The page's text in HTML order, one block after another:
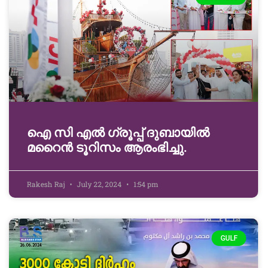
ഐ സി എൽ ഗ്രൂപ്പ് ദുബായിൽ
മറൈൻ ടൂറിസം ആരംഭിച്ചു.
Rakesh Raj July 22, 2024 1:54 pm
GULF